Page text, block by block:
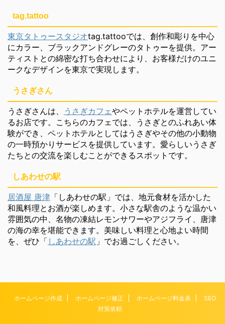
tag.tattoo
東京タトゥースタジオtag.tattooでは、創作和彫りを中心
にカラー、ブラックアンドグレーのタトゥーを提供。アー
ティストとの綿密な打ち合わせにより、お客様だけのユニ
ークなデザインを東京で実現します。
うさぎさん
うさぎさんは、 うさぎカフェやペットホテルを運営してい
るお店です。こちらのカフェでは、うさぎとのふれあい体
験ができ、ペットホテルとしてはうさぎやその他の小動物
の一時預かりサービスを提供しています。愛らしいうさぎ
たちとの交流を楽しむことができるスポットです。
しあわせの駅
居酒屋 唐津 「しあわせの駅」では、地元食材を活かした
和風料理とお酒が楽しめます。小さな駅舎のような温かい
雰囲気の中、名物の凍結レモンサワーやアジフライ、唐津
の海の幸を堪能できます。美味しい料理と心地よい時間
を、ぜひ「 しあわせの駅 」でお過ごしください。
ホームページ作成 ホームページ修正 ホームページ料金表
SEO
対策依頼